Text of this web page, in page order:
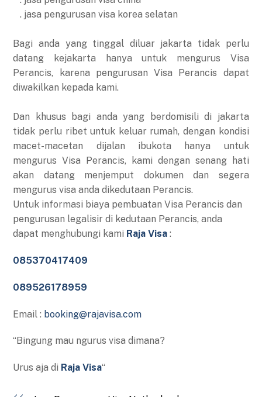
. jasa pengurusan visa korea selatan
Bagi anda yang tinggal diluar jakarta tidak perlu
datang kejakarta hanya untuk mengurus Visa
Perancis, karena pengurusan Visa Perancis dapat
diwakilkan kepada kami.
Dan khusus bagi anda yang berdomisili di jakarta
tidak perlu ribet untuk keluar rumah, dengan kondisi
macet-macetan dijalan ibukota hanya untuk
mengurus Visa Perancis, kami dengan senang hati
akan datang menjemput dokumen dan segera
mengurus visa anda dikedutaan Perancis.
Untuk informasi biaya pembuatan Visa Perancis dan
pengurusan legalisir di kedutaan Perancis, anda
dapat menghubungi kami Raja Visa :
085370417409
089526178959
Email : booking@rajavisa.com
“Bingung mau ngurus visa dimana?
Urus aja di Raja Visa“